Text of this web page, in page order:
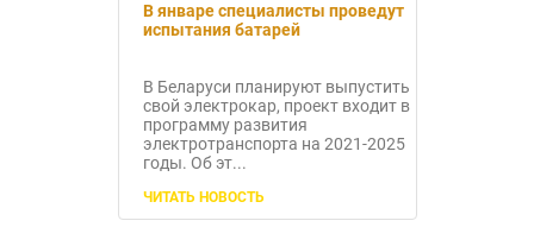
В январе специалисты проведут
испытания батарей
В Беларуси планируют выпустить
свой электрокар, проект входит в
программу развития
электротранспорта на 2021-2025
годы. Об эт...
ЧИТАТЬ НОВОСТЬ